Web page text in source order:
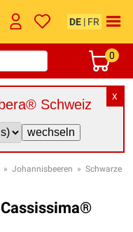
DE | FR
0
X
Schweiz
» Johannisbeeren » Schwarze